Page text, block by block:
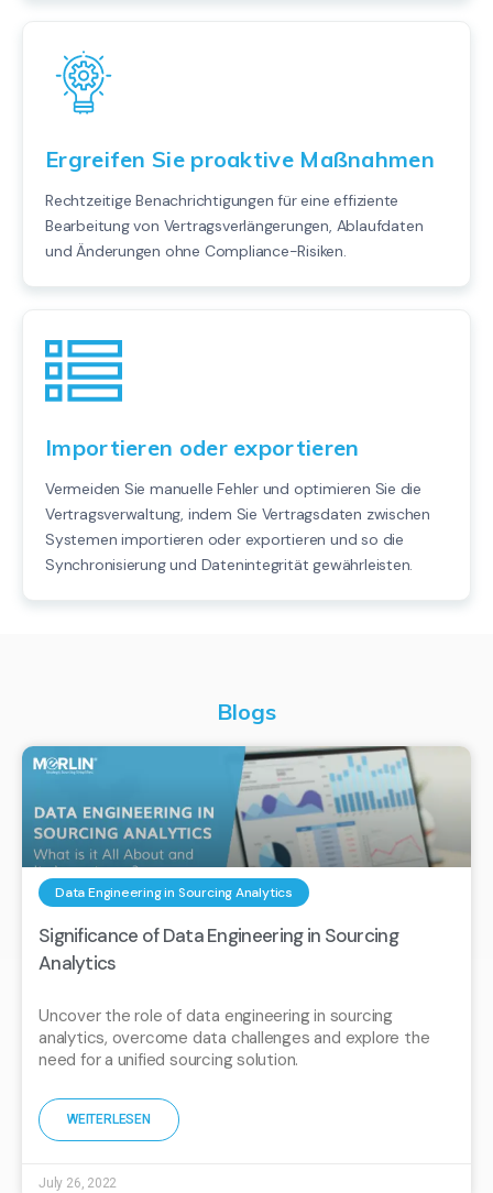
Ergreifen Sie proaktive Maßnahmen
Rechtzeitige Benachrichtigungen für eine effiziente
Bearbeitung von Vertragsverlängerungen, Ablaufdaten
und Änderungen ohne Compliance-Risiken.
Importieren oder exportieren
Vermeiden Sie manuelle Fehler und optimieren Sie die
Vertragsverwaltung, indem Sie Vertragsdaten zwischen
Systemen importieren oder exportieren und so die
Synchronisierung und Datenintegrität gewährleisten.
Blogs
Data Engineering in Sourcing Analytics
Significance of Data Engineering in Sourcing
Analytics
Uncover the role of data engineering in sourcing
analytics, overcome data challenges and explore the
need for a unified sourcing solution.
WEITERLESEN
July 26, 2022